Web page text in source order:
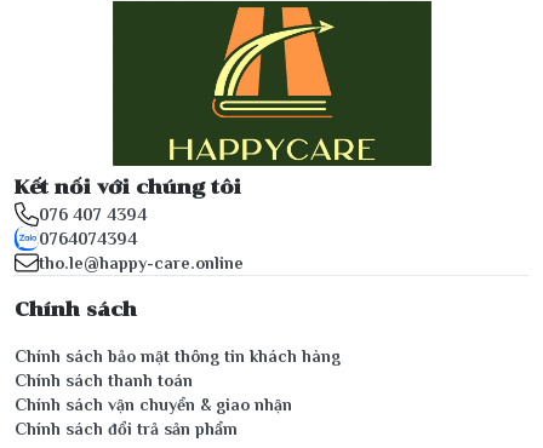
Kết nối với chúng tôi
076 407 4394
0764074394
tho.le@happy-care.online
Chính sách
Chính sách bảo mật thông tin khách hàng
Chính sách thanh toán
Chính sách vận chuyển & giao nhận
Chính sách đổi trả sản phẩm